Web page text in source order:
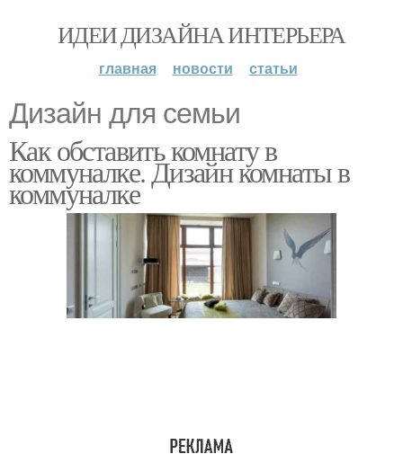
ИДЕИ ДИЗАЙНА ИНТЕРЬЕРА
главная новости статьи
Дизайн для семьи
Как обставить комнату в
коммуналке. Дизайн комнаты в
коммуналке